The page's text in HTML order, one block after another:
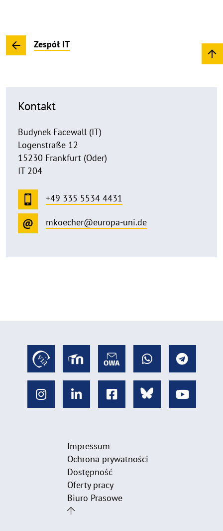
Zespół IT
Kontakt
Budynek Facewall (IT)
Logenstraße 12
15230 Frankfurt (Oder)
IT 204
+49 335 5534 4431
mkoecher@europa-uni.de
Impressum
Ochrona prywatności
Dostępność
Oferty pracy
Biuro Prasowe